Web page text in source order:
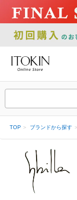
TOP ブランドから探す